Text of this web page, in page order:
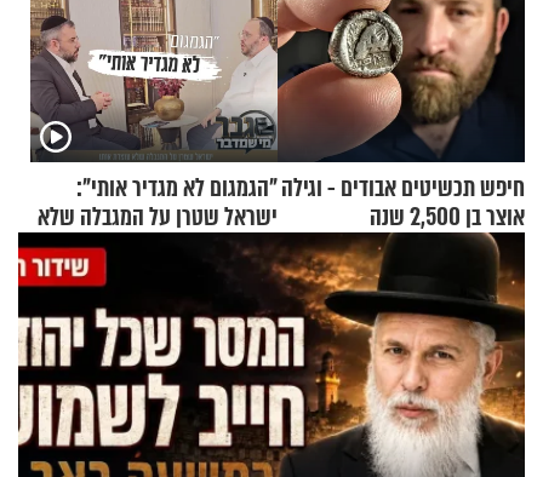
חיפש תכשיטים אבודים - וגילה
אוצר בן 2,500 שנה
"הגמגום לא מגדיר אותי":
ישראל שטרן על המגבלה שלא
עוצרת אותו